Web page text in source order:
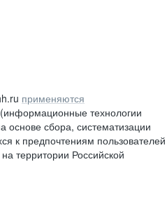
применяются
(информационные технологии
сбора, систематизации
к предпочтениям пользователей
территории Российской